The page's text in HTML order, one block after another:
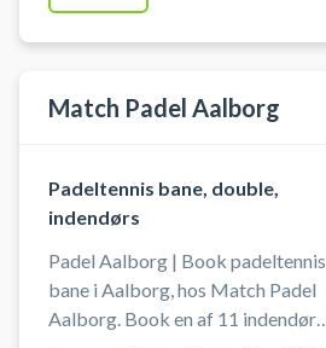
padelbane hos Match Padel
padelcenter i Hobro. Gratis padel
købes hos Match Padel Hobro.
Match Padel Aalborg
Padeltennis bane, double,
indendørs
Padel Aalborg | Book padeltennis
bane i Aalborg, hos Match Padel
Aalborg. Book en af 11 indendørs